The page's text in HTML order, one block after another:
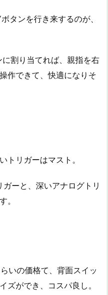
タンを行き来するのが、
割り当てれば、親指を右
作できて、快適になりそ
トリガーはマスト。
ーと、深いアナログトリ
。
いの価格て、背面スイッ
ズができ、コスパ良し。